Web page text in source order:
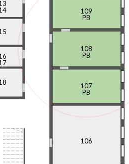
106
107
PB
109
PB
108
PB